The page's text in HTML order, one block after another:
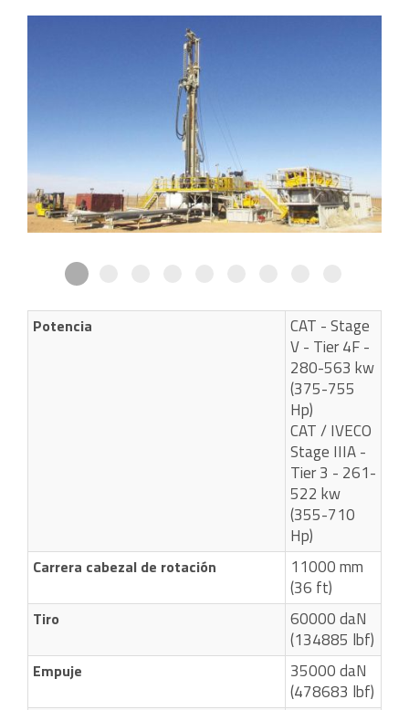
Potencia
CAT - Stage
V - Tier 4F -
280-563 kw
(375-755
Hp)
CAT / IVECO
Stage IIIA -
Tier 3 - 261-
522 kw
(355-710
Hp)
Carrera cabezal de rotación
11000 mm
(36 ft)
Tiro
60000 daN
(134885 lbf)
Empuje
35000 daN
(478683 lbf)